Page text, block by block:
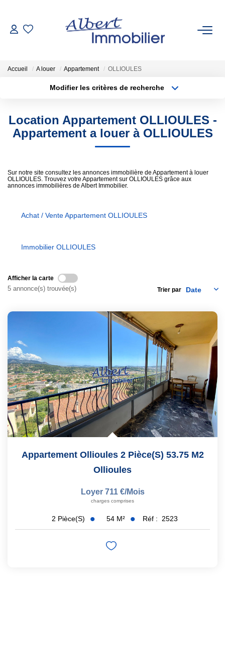
AGENCES
Nous Rejoindre
Nos Actualités
Accueil A louer Appartement OLLIOULES
Modifier les critères de recherche
Sélectionnez...
Type de bien
Surface min
Créer une alerte
Location Appartement OLLIOULES -
Appartement a louer à OLLIOULES
Sur notre site consultez les annonces immobilière de Appartement à louer
OLLIOULES. Trouvez votre Appartement sur OLLIOULES grâce aux
annonces immobilières de Albert Immobilier.
Achat / Vente Appartement OLLIOULES
Immobilier OLLIOULES
Afficher la carte
5 annonce(s) trouvée(s) Trier par
Appartement Ollioules 2 Pièce(s) 53.75 M2
Ollioules
Loyer 711 €/mois
charges comprises
2 Pièce(s) 54 M² Réf : 2523